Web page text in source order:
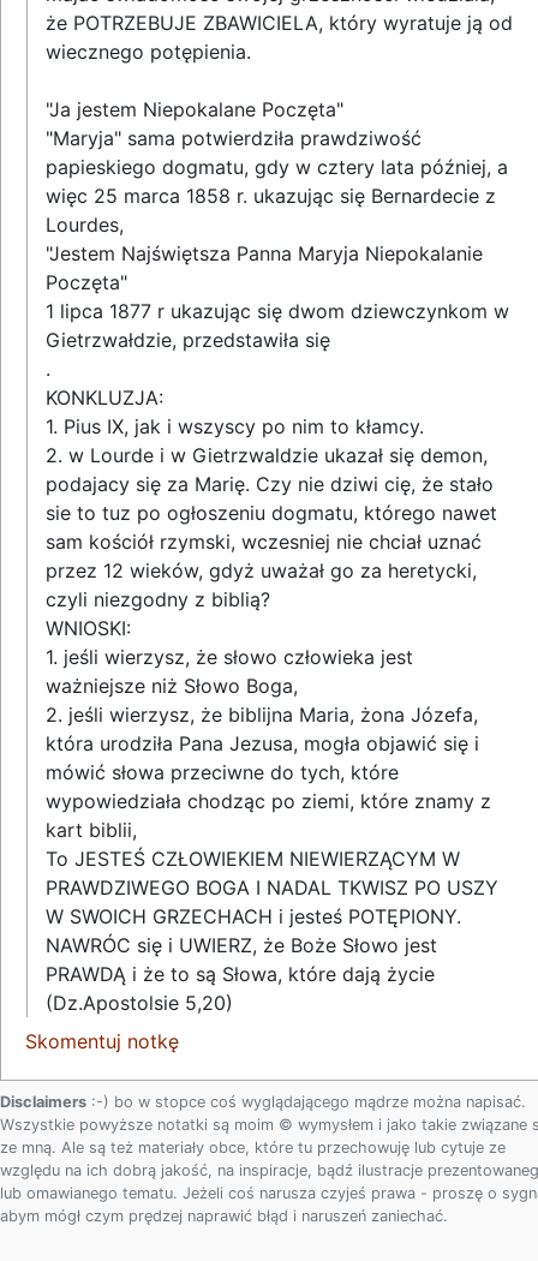
że POTRZEBUJE ZBAWICIELA, który wyratuje ją od
wiecznego potępienia.
"Ja jestem Niepokalane Poczęta"
"Maryja" sama potwierdziła prawdziwość
papieskiego dogmatu, gdy w cztery lata później, a
więc 25 marca 1858 r. ukazując się Bernardecie z
Lourdes,
"Jestem Najświętsza Panna Maryja Niepokalanie
Poczęta"
1 lipca 1877 r ukazując się dwom dziewczynkom w
Gietrzwałdzie, przedstawiła się
.
KONKLUZJA:
1. Pius IX, jak i wszyscy po nim to kłamcy.
2. w Lourde i w Gietrzwaldzie ukazał się demon,
podajacy się za Marię. Czy nie dziwi cię, że stało
sie to tuz po ogłoszeniu dogmatu, którego nawet
sam kościół rzymski, wczesniej nie chciał uznać
przez 12 wieków, gdyż uważał go za heretycki,
czyli niezgodny z biblią?
WNIOSKI:
1. jeśli wierzysz, że słowo człowieka jest
ważniejsze niż Słowo Boga,
2. jeśli wierzysz, że biblijna Maria, żona Józefa,
która urodziła Pana Jezusa, mogła objawić się i
mówić słowa przeciwne do tych, które
wypowiedziała chodząc po ziemi, które znamy z
kart biblii,
To JESTEŚ CZŁOWIEKIEM NIEWIERZĄCYM W
PRAWDZIWEGO BOGA I NADAL TKWISZ PO USZY
W SWOICH GRZECHACH i jesteś POTĘPIONY.
NAWRÓC się i UWIERZ, że Boże Słowo jest
PRAWDĄ i że to są Słowa, które dają życie
(Dz.Apostolsie 5,20)
Skomentuj notkę
Disclaimers :-) bo w stopce coś wyglądającego mądrze można napisać.
Wszystkie powyższe notatki są moim © wymysłem i jako takie związane
ze mną. Ale są też materiały obce, które tu przechowuję lub cytuje ze
względu na ich dobrą jakość, na inspiracje, bądź ilustracje
lub omawianego tematu. Jeżeli coś narusza czyjeś prawa - proszę o
abym mógł czym prędzej naprawić błąd i naruszeń zaniechać.